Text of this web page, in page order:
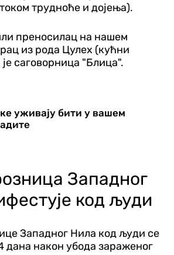
трудноће и дојења).
преносилац на нашем
из рода Цулеx (кућни
саговорница "Блица".
уживају бити у вашем
Западног
код људи
Западног Нила код људи се
дана након убода зараженог